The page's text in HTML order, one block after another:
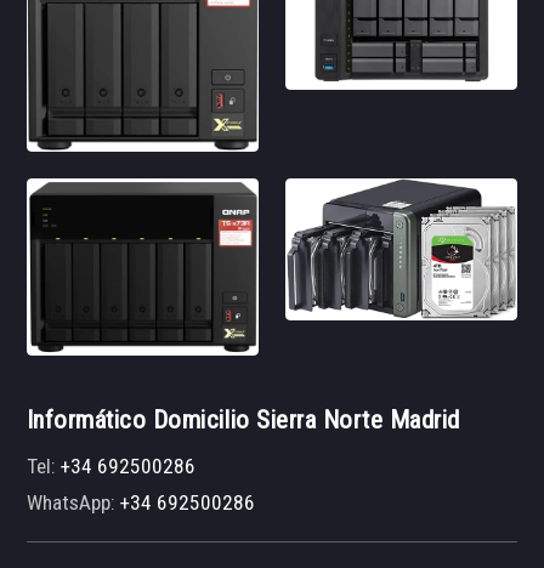
Informático Domicilio Sierra Norte Madrid
Tel:+34 692500286
WhatsApp:+34 692500286